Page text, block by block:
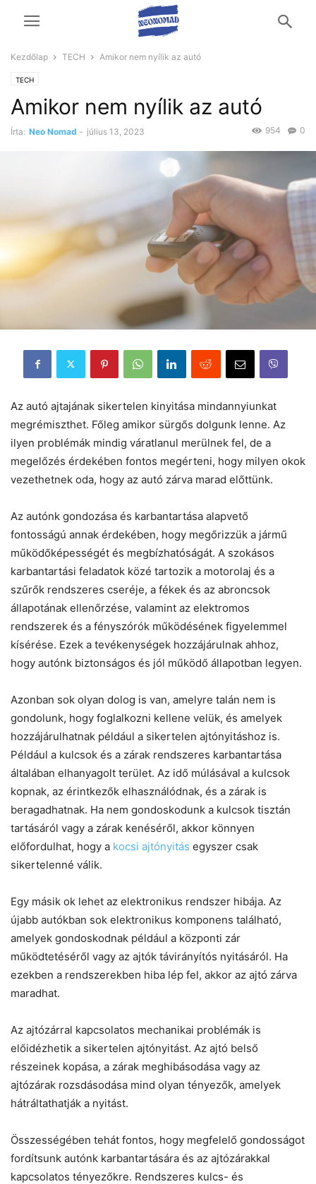
Kezdőlap TECH Amikor nem nyílik az autó
TECH
Amikor nem nyílik az autó
Írta: Neo Nomad - július 13, 2023 0
954
Az autó ajtajának sikertelen kinyitása mindannyiunkat
megrémiszthet. Főleg amikor sürgős dolgunk lenne. Az
ilyen problémák mindig váratlanul merülnek fel, de a
megelőzés érdekében fontos megérteni, hogy milyen okok
vezethetnek oda, hogy az autó zárva marad előttünk.
Az autónk gondozása és karbantartása alapvető
fontosságú annak érdekében, hogy megőrizzük a jármű
működőképességét és megbízhatóságát. A szokásos
karbantartási feladatok közé tartozik a motorolaj és a
szűrők rendszeres cseréje, a fékek és az abroncsok
állapotának ellenőrzése, valamint az elektromos
rendszerek és a fényszórók működésének figyelemmel
kísérése. Ezek a tevékenységek hozzájárulnak ahhoz,
hogy autónk biztonságos és jól működő állapotban legyen.
Azonban sok olyan dolog is van, amelyre talán nem is
gondolunk, hogy foglalkozni kellene velük, és amelyek
hozzájárulhatnak például a sikertelen ajtónyitáshoz is.
Például a kulcsok és a zárak rendszeres karbantartása
általában elhanyagolt terület. Az idő múlásával a kulcsok
kopnak, az érintkezők elhasználódnak, és a zárak is
beragadhatnak. Ha nem gondoskodunk a kulcsok tisztán
tartásáról vagy a zárak kenéséről, akkor könnyen
előfordulhat, hogy a kocsi ajtónyitás egyszer csak
sikertelenné válik.
Egy másik ok lehet az elektronikus rendszer hibája. Az
újabb autókban sok elektronikus komponens található,
amelyek gondoskodnak például a központi zár
működtetéséről vagy az ajtók távirányítós nyitásáról. Ha
ezekben a rendszerekben hiba lép fel, akkor az ajtó zárva
maradhat.
Az ajtózárral kapcsolatos mechanikai problémák is
előidézhetik a sikertelen ajtónyitást. Az ajtó belső
részeinek kopása, a zárak meghibásodása vagy az
ajtózárak rozsdásodása mind olyan tényezők, amelyek
hátráltathatják a nyitást.
Összességében tehát fontos, hogy megfelelő gondosságot
fordítsunk autónk karbantartására és az ajtózárakkal
kapcsolatos tényezőkre. Rendszeres kulcs- és